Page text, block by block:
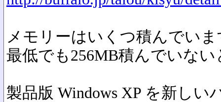
メモリーはいくつ積んでい
最低でも256MB積んでいな
製品版 Windows XP を新し